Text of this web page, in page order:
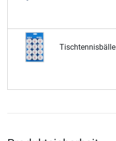
Tischtennisbälle